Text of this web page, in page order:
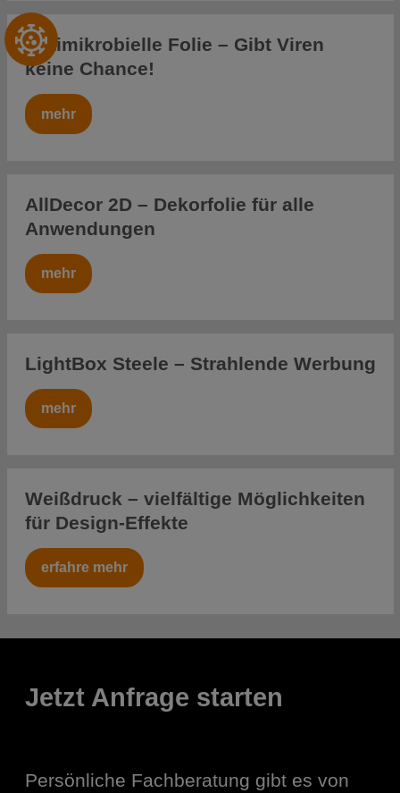
Antimikrobielle Folie – Gibt Viren
keine Chance!
mehr
AllDecor 2D – Dekorfolie für alle
Anwendungen
mehr
LightBox Steele – Strahlende Werbung
mehr
Weißdruck – vielfältige Möglichkeiten
für Design-Effekte
erfahre mehr
Jetzt Anfrage starten
Persönliche Fachberatung gibt es von